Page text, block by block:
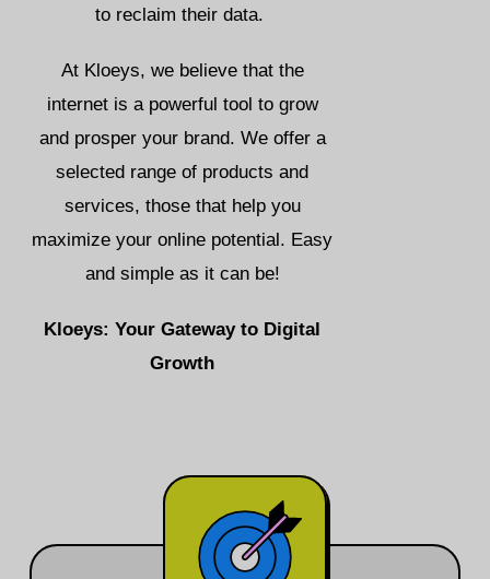
to reclaim their data.
At Kloeys, we believe that the
internet is a powerful tool to grow
and prosper your brand. We offer a
selected range of products and
services, those that help you
maximize your online potential. Easy
and simple as it can be!
Kloeys: Your Gateway to Digital
Growth
Tiếng Việt
العربية
简体中文